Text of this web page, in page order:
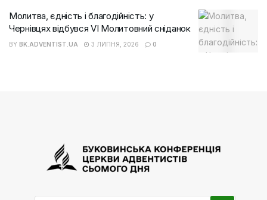
Молитва, єдність і благодійність: у
Чернівцях відбувся VI Молитовний сніданок
BY BK.ADVENTIST.UA 3 ЛИПНЯ, 2026 0